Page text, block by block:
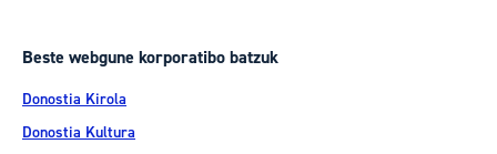
Beste webgune korporatibo batzuk
Donostia Kirola
Donostia Kultura